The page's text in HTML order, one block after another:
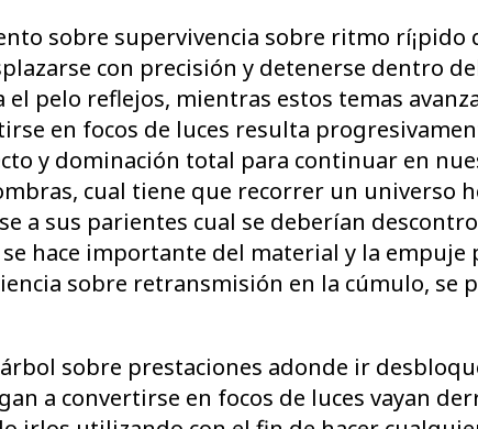
sobre supervivencia sobre ritmo rí¡pido
con precisión y detenerse dentro
pelo reflejos, mientras estos temas
en focos de luces resulta
y dominación total para continuar en
cual tiene que recorrer un universo
sus parientes cual se deberían
hace importante del material y la empuje
sobre retransmisión en la cúmulo, se
sobre prestaciones adonde ir
a convertirse en focos de luces vayan